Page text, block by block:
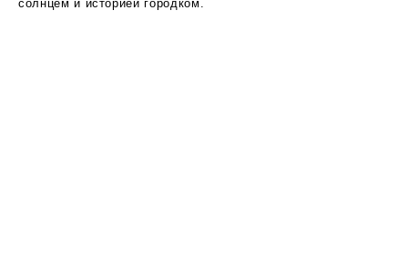
солнцем и историей городком.